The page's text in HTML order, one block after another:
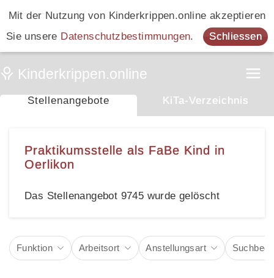
Mit der Nutzung von Kinderkrippen.online akzeptieren
Sie unsere Datenschutzbestimmungen. Schliessen
Stellenangebote KiTa-Verzeichnis
Praktikumsstelle als FaBe Kind in
Oerlikon
Das Stellenangebot 9745 wurde gelöscht
Funktion Arbeitsort Anstellungsart